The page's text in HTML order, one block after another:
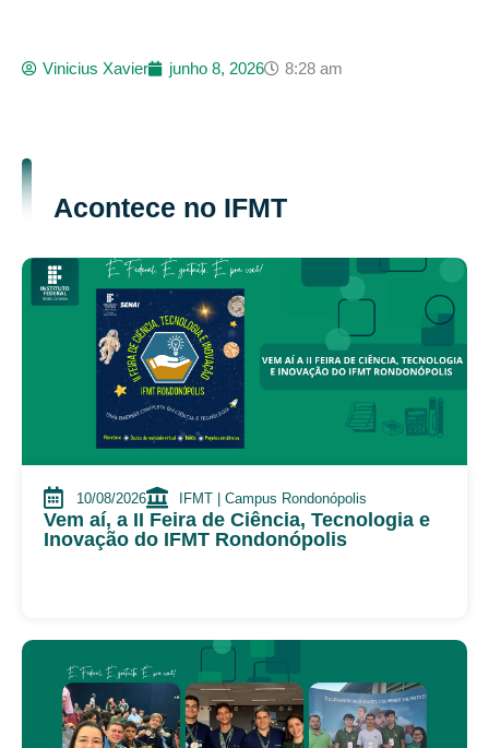
Vinicius Xavier junho 8, 2026 8:28 am
Acontece no IFMT
10/08/2026 IFMT | Campus Rondonópolis
Vem aí, a II Feira de Ciência, Tecnologia e
Inovação do IFMT Rondonópolis